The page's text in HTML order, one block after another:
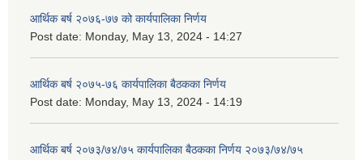
आर्थिक बर्ष २०७६-७७ को कार्यपालिका निर्णय
Post date: Monday, May 13, 2024 - 14:27
आर्थिक बर्ष २०७५-७६ कार्यपालिका बैठकका निर्णय
Post date: Monday, May 13, 2024 - 14:19
आर्थिक बर्ष २०७३/७४/७५ कार्यपालिका बैठकका निर्णय २०७३/७४/७५